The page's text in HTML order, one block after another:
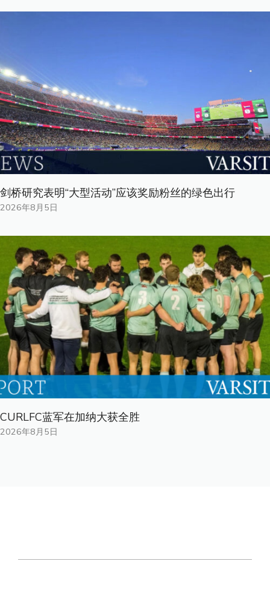
剑桥研究表明“大型活动”应该奖励粉丝的绿色出行
2026年8月5日
CURLFC蓝军在加纳大获全胜
2026年8月5日